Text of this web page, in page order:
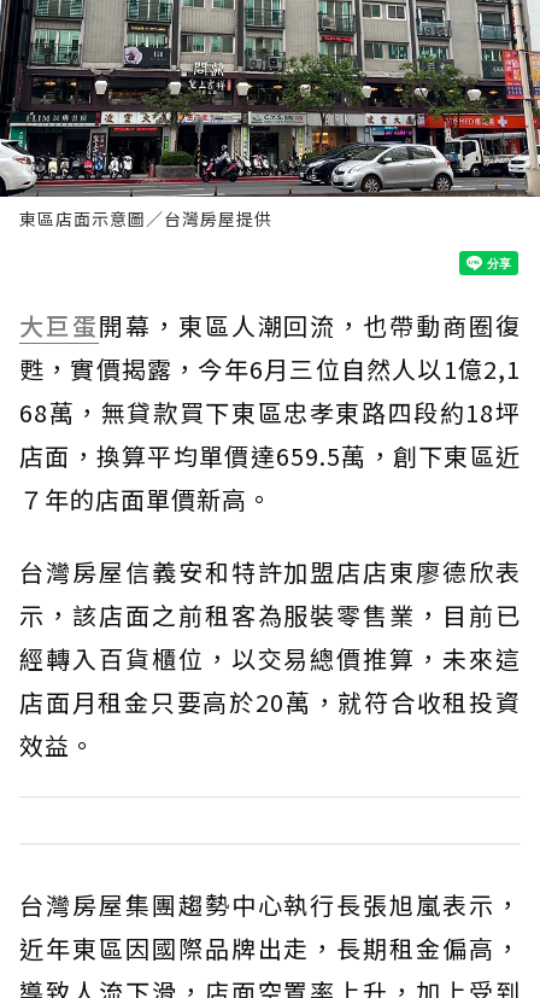
東區店面示意圖／台灣房屋提供
大巨蛋開幕，東區人潮回流，也帶動商圈復
甦，實價揭露，今年6月三位自然人以1億2,1
68萬，無貸款買下東區忠孝東路四段約18坪
店面，換算平均單價達659.5萬，創下東區近
７年的店面單價新高。
台灣房屋信義安和特許加盟店店東廖德欣表
示，該店面之前租客為服裝零售業，目前已
經轉入百貨櫃位，以交易總價推算，未來這
店面月租金只要高於20萬，就符合收租投資
效益。
台灣房屋集團趨勢中心執行長張旭嵐表示，
近年東區因國際品牌出走，長期租金偏高，